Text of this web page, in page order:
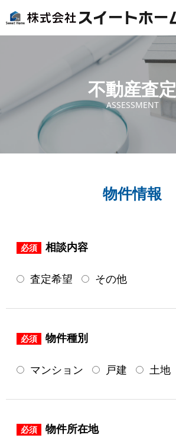
不動産査定
ASSESSMENT
物件情報
必須 相談内容
査定希望 その他
必須 物件種別
マンション 戸建 土地
必須 物件所在地